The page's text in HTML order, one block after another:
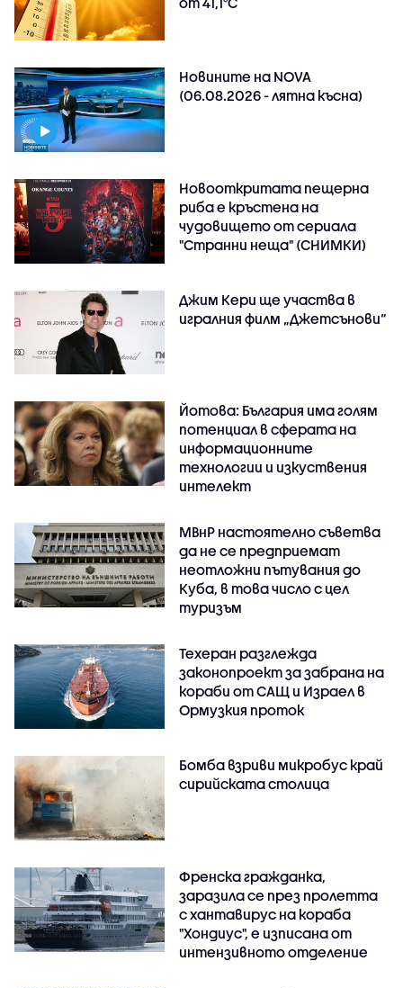
Новините на NOVA
(06.08.2026 - лятна късна)
Новооткритата пещерна
риба е кръстена на
чудовището от сериала
"Странни неща" (СНИМКИ)
Джим Кери ще участва в
игралния филм „Джетсънови“
Йотова: България има голям
потенциал в сферата на
информационните
технологии и изкуствения
интелект
МВнР настоятелно съветва
да не се предприемат
неотложни пътувания до
Куба, в това число с цел
туризъм
Техеран разглежда
законопроект за забрана на
кораби от САЩ и Израел в
Ормузкия проток
Бомба взриви микробус край
сирийската столица
Френска гражданка,
заразила се през пролетта
с хантавирус на кораба
"Хондиус", е изписана от
интензивното отделение